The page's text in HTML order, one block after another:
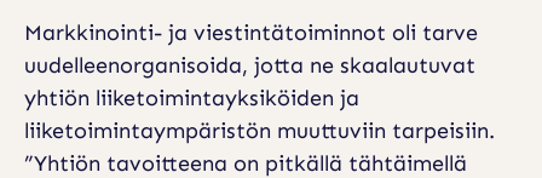
I
S
T
A
Markkinointi- ja viestintätoiminnot oli tarve
uudelleenorganisoida, jotta ne skaalautuvat
yhtiön liiketoimintayksiköiden ja
liiketoimintaympäristön muuttuviin tarpeisiin.
”Yhtiön tavoitteena on pitkällä tähtäimellä